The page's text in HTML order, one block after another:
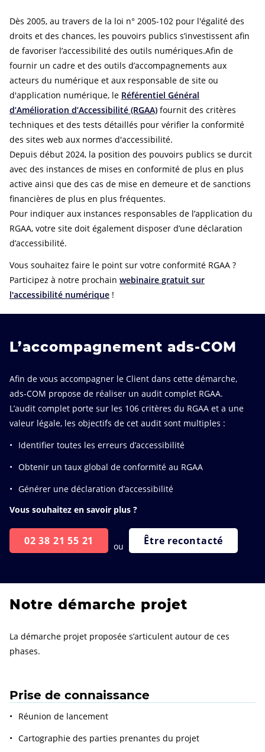
Dès 2005, au travers de la loi n° 2005-102 pour l'égalité des
droits et des chances, les pouvoirs publics s’investissent afin
de favoriser l’accessibilité des outils numériques.Afin de
fournir un cadre et des outils d’accompagnements aux
acteurs du numérique et aux responsable de site ou
d'application numérique, le Référentiel Général
d’Amélioration d’Accessibilité (RGAA) fournit des critères
techniques et des tests détaillés pour vérifier la conformité
des sites web aux normes d'accessibilité.
Depuis début 2024, la position des pouvoirs publics se durcit
avec des instances de mises en conformité de plus en plus
active ainsi que des cas de mise en demeure et de sanctions
financières de plus en plus fréquentes.
Pour indiquer aux instances responsables de l’application du
RGAA, votre site doit également disposer d’une déclaration
d’accessibilité.
Vous souhaitez faire le point sur votre conformité RGAA ?
Participez à notre prochain webinaire gratuit sur
l'accessibilité numérique !
L’accompagnement ads-COM
Afin de vous accompagner le Client dans cette démarche,
ads-COM propose de réaliser un audit complet RGAA.
L’audit complet porte sur les 106 critères du RGAA et a une
valeur légale, les objectifs de cet audit sont multiples :
Identifier toutes les erreurs d’accessibilité
Obtenir un taux global de conformité au RGAA
Générer une déclaration d’accessibilité
Vous souhaitez en savoir plus ?
02 38 21 55 21 ou Être recontacté
Notre démarche projet
La démarche projet proposée s’articulent autour de ces
phases.
Prise de connaissance
Réunion de lancement
Cartographie des parties prenantes du projet